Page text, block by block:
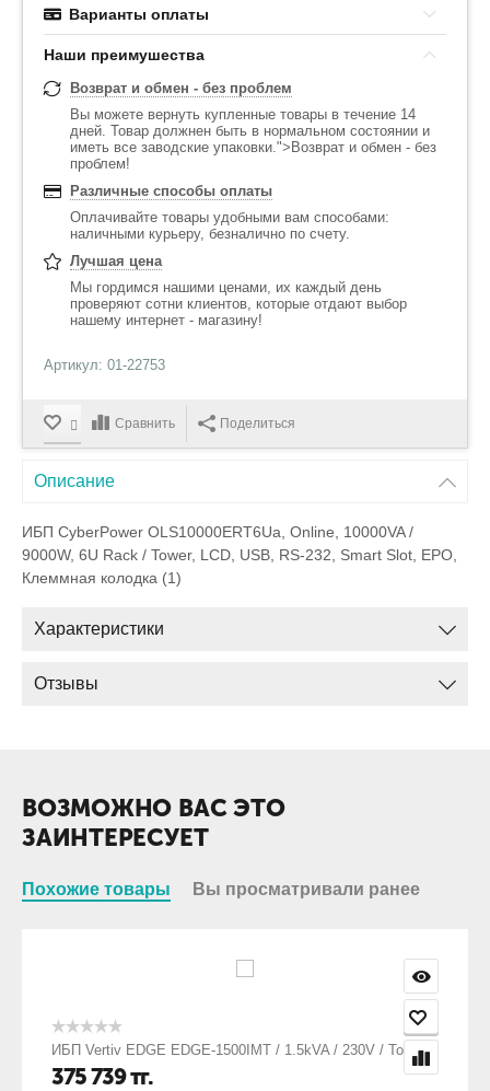
Варианты оплаты
Наши преимушества
Возврат и обмен - без проблем
Вы можете вернуть купленные товары в течение 14
дней. Товар должнен быть в нормальном состоянии и
иметь все заводские упаковки.">Возврат и обмен - без
проблем!
Различные способы оплаты
Оплачивайте товары удобными вам способами:
наличными курьеру, безналично по счету.
Лучшая цена
Мы гордимся нашими ценами, их каждый день
проверяют сотни клиентов, которые отдают выбор
нашему интернет - магазину!
Артикул: 01-22753
Сравнить Поделиться
Описание
ИБП CyberPower OLS10000ERT6Ua, Online, 10000VA /
9000W, 6U Rack / Tower, LCD, USB, RS-232, Smart Slot, EPO,
Клеммная колодка (1)
Характеристики
Отзывы
ВОЗМОЖНО ВАС ЭТО
ЗАИНТЕРЕСУЕТ
Похожие товары Вы просматривали ранее
ИБП Vertiv EDGE EDGE-1500IMT / 1.5kVA / 230V / Tower
375 739тг.